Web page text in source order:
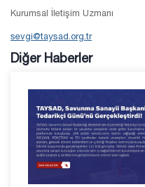
Kurumsal İletişim Uzmanı
sevgi@taysad.org.tr
Diğer Haberler